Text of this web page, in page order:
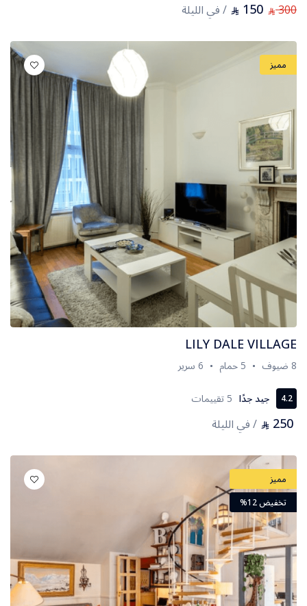
300
⃁
150
⃁ / في الليلة
مميز
LILY DALE VILLAGE
8 ضيوف 5 حمام 6 سرير
4.2 جيد جدًا 5 تقييمات
250
⃁ / في الليلة
مميز
تخفيض 12%